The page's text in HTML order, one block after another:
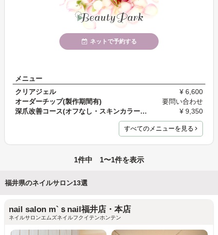
ネットで予約する
メニュー
クリアジェル
¥ 6,600
オーダーチップ(製作期間有)
要問い合わせ
深爪改善コース(オフなし・スキンカラー単色)
¥ 9,350
すべてのメニューを見る
1件中 1〜1件を表示
福井県のネイルサロン13選
nail salon m`ｓnail福井店・本店
ネイルサロンエムズネイルフクイテンホンテン